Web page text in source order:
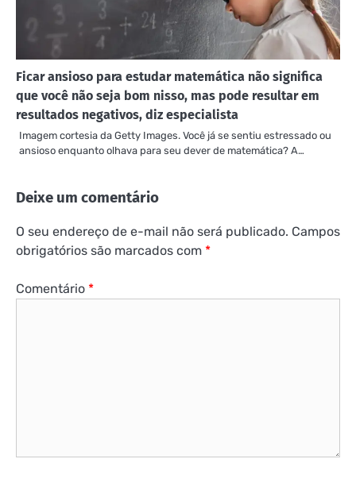
Ficar ansioso para estudar matemática não significa
que você não seja bom nisso, mas pode resultar em
resultados negativos, diz especialista
Imagem cortesia da Getty Images. Você já se sentiu estressado ou
ansioso enquanto olhava para seu dever de matemática? A…
Deixe um comentário
O seu endereço de e-mail não será publicado. Campos
obrigatórios são marcados com *
Comentário *